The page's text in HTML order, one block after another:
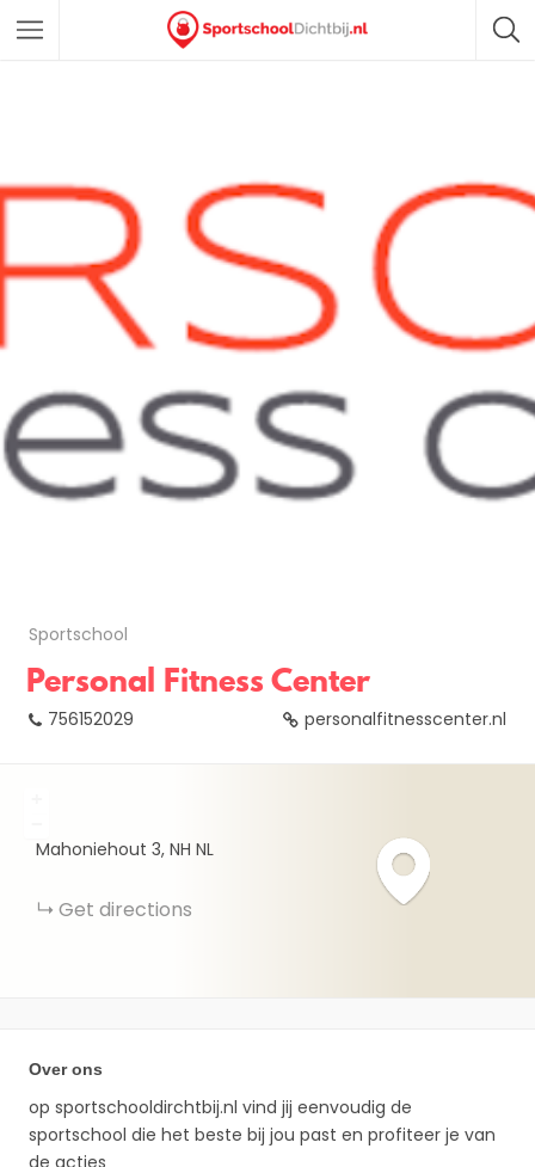
Sportschool
Personal Fitness Center
756152029 personalfitnesscenter.nl
Mahoniehout 3 NH NL
Get directions
Over ons
op sportschooldirchtbij.nl vind jij eenvoudig de
sportschool die het beste bij jou past en profiteer je van
de acties